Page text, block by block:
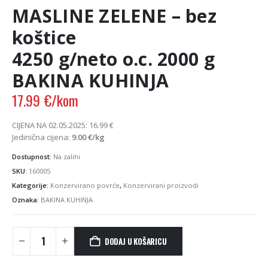
MASLINE ZELENE – bez
koštice
4250 g/neto o.c. 2000 g
BAKINA KUHINJA
17.99 €/kom
CIJENA NA 02.05.2025: 16.99€
Jedinična cijena: 9.00€/kg
Dostupnost: Na zalihi
SKU: 160005
Kategorije: Konzervirano povrće, Konzervirani proizvodi
Oznaka: BAKINA KUHINJA
DODAJ U KOŠARICU